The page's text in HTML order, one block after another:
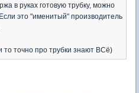
в руках готовую трубку, можно
это "именитый" производитель
точно про трубки знают ВСё)